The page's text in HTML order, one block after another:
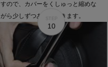
すので、カバーをくしゅっと縮めな
がら少しずつあげていきます。
10